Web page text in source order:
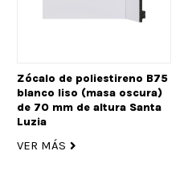
Zócalo de poliestireno B75
blanco liso (masa oscura)
de 70 mm de altura Santa
Luzia
VER MÁS